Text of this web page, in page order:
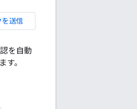
を送信
を自動
。